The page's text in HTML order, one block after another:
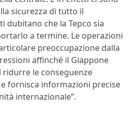
sicurezza di tutto il
dubitano che la Tepco sia
a termine. Le operazioni
preoccupazione dalla
affinché il Giappone
le conseguenze
fornisca informazioni precise
internazionale”.